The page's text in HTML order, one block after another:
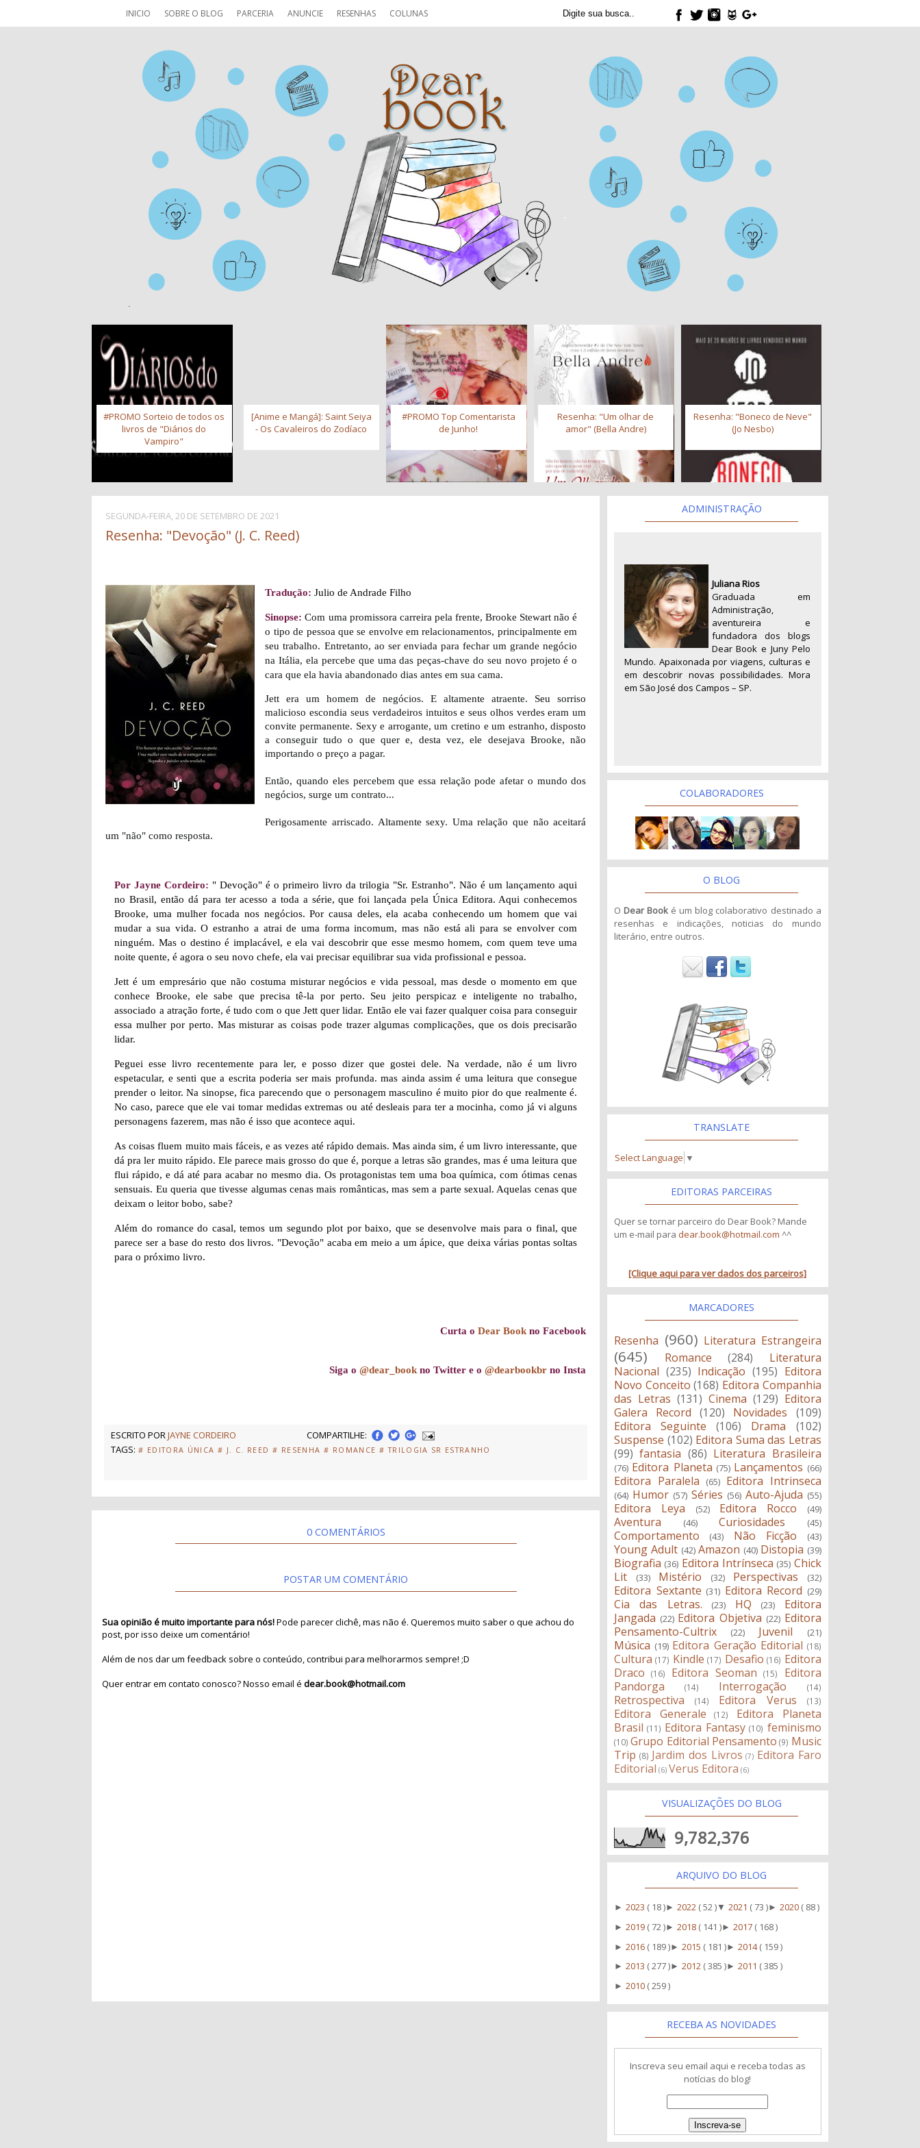
INICIO SOBRE O BLOG PARCERIA ANUNCIE RESENHAS COLUNAS
#PROMO Sorteio de todos os
livros de "Diários do
Vampiro"
[Anime e Mangá]: Saint Seiya
- Os Cavaleiros do Zodíaco
#PROMO Top Comentarista
de Junho!
Resenha: "Um olhar de
amor" (Bella Andre)
Resenha: "Boneco de Neve"
(Jo Nesbo)
SEGUNDA-FEIRA, 20 DE SETEMBRO DE 2021
Resenha: "Devoção" (J. C. Reed)
Tradução:Julio de Andrade Filho
Sinopse: Com uma promissora carreira pela frente, Brooke Stewart não é
o tipo de pessoa que se envolve em relacionamentos, principalmente em
seu trabalho. Entretanto, ao ser enviada para fechar um grande negócio
na Itália, ela percebe que uma das peças-chave do seu novo projeto é o
cara que ela havia abandonado dias antes em sua cama.
Jett era um homem de negócios. E altamente atraente. Seu sorriso
malicioso escondia seus verdadeiros intuitos e seus olhos verdes eram um
convite permanente. Sexy e arrogante, um cretino e um estranho, disposto
a conseguir tudo o que quer e, desta vez, ele desejava Brooke, não
importando o preço a pagar.
Então, quando eles percebem que essa relação pode afetar o mundo dos
negócios, surge um contrato...
Perigosamente arriscado. Altamente sexy. Uma relação que não aceitará
um "não" como resposta.
Por Jayne Cordeiro: " Devoção" é o primeiro livro da trilogia "Sr. Estranho". Não é um lançamento aqui
no Brasil, então dá para ter acesso a toda a série, que foi lançada pela Única Editora. Aqui conhecemos
Brooke, uma mulher focada nos negócios. Por causa deles, ela acaba conhecendo um homem que vai
mudar a sua vida. O estranho a atrai de uma forma incomum, mas não está ali para se envolver com
ninguém. Mas o destino é implacável, e ela vai descobrir que esse mesmo homem, com quem teve uma
noite quente, é agora o seu novo chefe, ela vai precisar equilibrar sua vida profissional e pessoa.
Jett é um empresário que não costuma misturar negócios e vida pessoal, mas desde o momento em que
conhece Brooke, ele sabe que precisa tê-la por perto. Seu jeito perspicaz e inteligente no trabalho,
associado a atração forte, é tudo com o que Jett quer lidar. Então ele vai fazer qualquer coisa para conseguir
essa mulher por perto. Mas misturar as coisas pode trazer algumas complicações, que os dois precisarão
lidar.
Peguei esse livro recentemente para ler, e posso dizer que gostei dele. Na verdade, não é um livro
espetacular, e senti que a escrita poderia ser mais profunda. mas ainda assim é uma leitura que consegue
prender o leitor. Na sinopse, fica parecendo que o personagem masculino é muito pior do que realmente é.
No caso, parece que ele vai tomar medidas extremas ou até desleais para ter a mocinha, como já vi alguns
personagens fazerem, mas não é isso que acontece aqui.
As coisas fluem muito mais fáceis, e as vezes até rápido demais. Mas ainda sim, é um livro interessante, que
dá pra ler muito rápido. Ele parece mais grosso do que é, porque a letras são grandes, mas é uma leitura que
flui rápido, e dá até para acabar no mesmo dia. Os protagonistas tem uma boa química, com ótimas cenas
sensuais. Eu queria que tivesse algumas cenas mais românticas, mas sem a parte sexual. Aquelas cenas que
deixam o leitor bobo, sabe?
Além do romance do casal, temos um segundo plot por baixo, que se desenvolve mais para o final, que
parece ser a base do resto dos livros. "Devoção" acaba em meio a um ápice, que deixa várias pontas soltas
para o próximo livro.
Curta oDear Book no Facebook
Siga o@dear_book no Twitter e o@dearbookbr no Insta
ESCRITO PORJAYNE CORDEIRO
COMPARTILHE:
TAGS: # EDITORA ÚNICA # J. C. REED # RESENHA # ROMANCE # TRILOGIA SR ESTRANHO
0 COMENTÁRIOS
POSTAR UM COMENTÁRIO
Sua opinião é muito importante para nós!Pode parecer clichê, mas não é. Queremos muito saber o que achou do
post, por isso deixe um comentário!
Além de nos dar um feedback sobre o conteúdo, contribui para melhorarmos sempre! ;D
Quer entrar em contato conosco? Nosso email édear.book@hotmail.com
ADMINISTRAÇÃO
Juliana Rios
Graduada em
Administração,
aventureira e
fundadora dos blogs
Dear Book e Juny Pelo
Mundo. Apaixonada por viagens, culturas e
em descobrir novas possibilidades. Mora
em São José dos Campos – SP.
COLABORADORES
O BLOG
O Dear Book é um blog colaborativo destinado a
resenhas e indicações, noticias do mundo
literário, entre outros.
TRANSLATE
Select Language ▼
EDITORAS PARCEIRAS
Quer se tornar parceiro do Dear Book? Mande
um e-mail para dear.book@hotmail.com ^^
[Clique aqui para ver dados dos parceiros]
MARCADORES
Resenha (960) Literatura Estrangeira
(645) Romance (284)
Literatura
Nacional (235) Indicação (195) Editora
Novo Conceito (168) Editora Companhia
das Letras (131) Cinema (129) Editora
Galera Record
(120) Novidades
(109)
Editora Seguinte
(106) Drama
(102)
Suspense (102) Editora Suma das Letras
(99) fantasia (86) Literatura Brasileira
(76) Editora Planeta (75) Lançamentos (66)
Editora Paralela (65) Editora Intrinseca
(64) Humor (57) Séries (56) Auto-Ajuda (55)
Editora Leya (52) Editora Rocco (49)
Aventura (46) Curiosidades (45)
Comportamento (43) Não Ficção (43)
Young Adult (42) Amazon (40) Distopia (39)
Biografia (36) Editora Intrínseca (35) Chick
Lit
(33) Mistério (32) Perspectivas (32)
Editora Sextante (31) Editora Record (29)
Cia das Letras. (23) HQ (23)
Editora
Jangada (22) Editora Objetiva (22) Editora
Pensamento-Cultrix
(22) Juvenil (21)
Música (19) Editora Geração Editorial (18)
Cultura (17) Kindle (17) Desafio (16) Editora
Draco
(16) Editora Seoman (15)
Editora
Pandorga
(14) Interrogação (14)
Retrospectiva (14) Editora Verus (13)
Editora Generale (12)
Editora Planeta
Brasil (11) Editora Fantasy (10) feminismo
(10) Grupo Editorial Pensamento (9) Music
Trip (8) Jardim dos Livros (7) Editora Faro
Editorial (6) Verus Editora (6)
VISUALIZAÇÕES DO BLOG
9,782,376
ARQUIVO DO BLOG
►2023 ( 18 )►2022 ( 52 ) ▼2021 ( 73 )►2020 ( 88 )
►2019 ( 72 )►2018 ( 141 )►2017 ( 168 )
►2016 ( 189 )►2015 ( 181 )►2014( 159 )
►2013 ( 277 )►2012 ( 385 )►2011 ( 385 )
►2010 ( 259 )
RECEBA AS NOVIDADES
Inscreva seu email aqui e receba todas as
notícias do blog!